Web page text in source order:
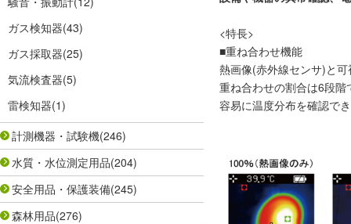
ガス検知器(43)
ガス採取器(25)
気流検査器(5)
雷検知器(1)
計測機器・試験機(246)
水質・水位測定用品(204)
安全用品・保護装備(245)
森林用品(276)
<特長>
■重ね合わせ機能
熱画像(赤外線センサ)と
重ね合わせの割合は6段
容易に温度分布を確認で